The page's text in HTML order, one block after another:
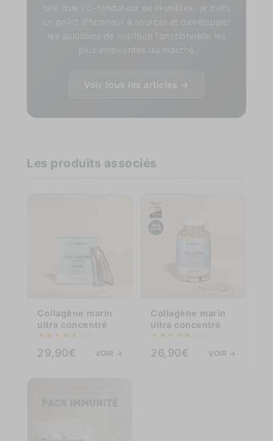
tant que co-fondateur de Humble+, je mets
un point d'honneur à sourcer et développer
les solutions de nutrition fonctionnelle les
plus innovantes du marché
Voir tous les articles →
Les produits associés
Collagène marin
ultra concentré
★ ★ ★ ★ ★
29,90€ VOIR →
Collagène marin
ultra concentré
★ ★ ★ ★ ★
26,90€ VOIR →